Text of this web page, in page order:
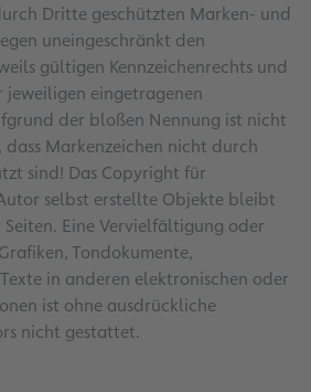
Dritte geschützten Marken- und
uneingeschränkt den
gültigen Kennzeichenrechts und
jeweiligen eingetragenen
der bloßen Nennung ist nicht
dass Markenzeichen nicht durch
sind! Das Copyright für
selbst erstellte Objekte bleibt
Eine Vervielfältigung oder
Tondokumente,
in anderen elektronischen oder
ist ohne ausdrückliche
nicht gestattet.